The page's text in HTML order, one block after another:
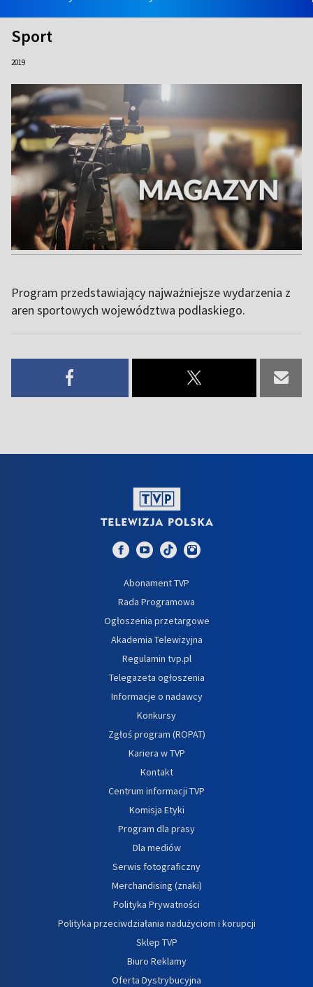
Sport
2019
Program przedstawiający najważniejsze wydarzenia z
aren sportowych województwa podlaskiego.
Abonament TVP
Rada Programowa
Ogłoszenia przetargowe
Akademia Telewizyjna
Regulamin tvp.pl
Telegazeta ogłoszenia
Informacje o nadawcy
Konkursy
Zgłoś program (ROPAT)
Kariera w TVP
Kontakt
Centrum informacji TVP
Komisja Etyki
Program dla prasy
Dla mediów
Serwis fotograficzny
Merchandising (znaki)
Polityka Prywatności
Polityka przeciwdziałania nadużyciom i korupcji
Sklep TVP
Biuro Reklamy
Oferta Dystrybucyjna